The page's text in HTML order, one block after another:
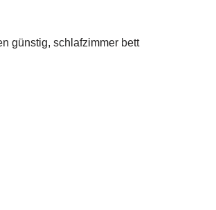
günstig, schlafzimmer bett